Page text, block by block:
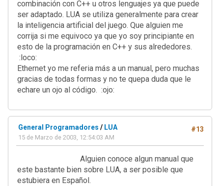
combinación con C++ u otros lenguajes ya que puede
ser adaptado. LUA se utiliza generalmente para crear
la inteligencia artificial del juego. Que alguien me
corrija si me equivoco ya que yo soy principiante en
esto de la programación en C++ y sus alrededores.
:loco:
Ethernet yo me referia más a un manual, pero muchas
gracias de todas formas y no te quepa duda que le
echare un ojo al código. :ojo:
#13
General Programadores / LUA
15 de Marzo de 2003, 12:54:03 AM
Alguien conoce algun manual que
este bastante bien sobre LUA, a ser posible que
estubiera en Español.